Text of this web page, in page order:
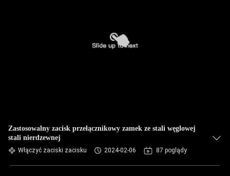
Zastosowalny zacisk przełącznikowy zamek ze stali węglowej
stali nierdzewnej
Włączyć zaciski zacisku 2024-02-06 87 poglądy